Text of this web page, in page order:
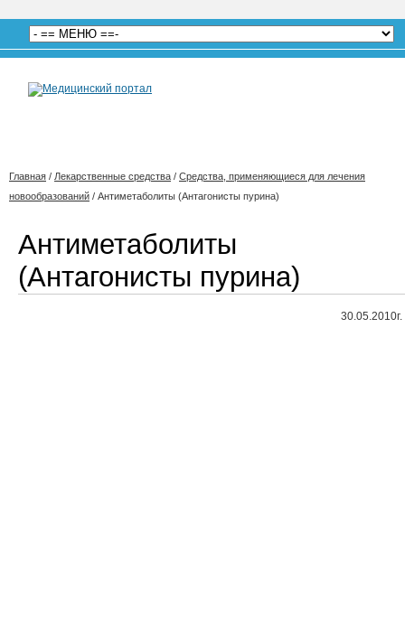
Главная / Лекарственные средства / Средства, применяющиеся для лечения
новообразований / Антиметаболиты (Антагонисты пурина)
Антиметаболиты
(Антагонисты пурина)
30.05.2010г.